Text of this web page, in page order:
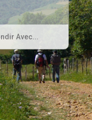
Avec...